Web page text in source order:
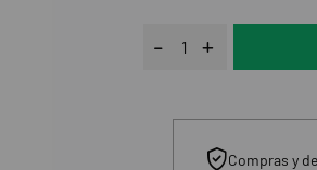
Compras y